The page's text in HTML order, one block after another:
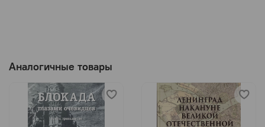
Аналогичные товары